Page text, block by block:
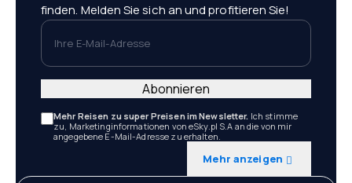
finden. Melden Sie sich an und profitieren Sie!
Ihre E-Mail-Adresse
Mehr Reisen zu super Preisen im Newsletter. Ich stimme
zu, Marketinginformationen von eSky.pl S.A an die von mir
angegebene E-Mail-Adresse zu erhalten.
Mehr anzeigen
Abonnieren